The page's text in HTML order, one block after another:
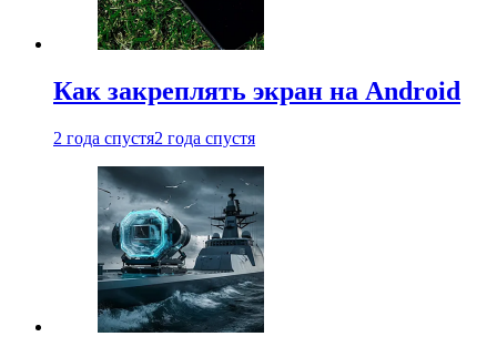
Как закреплять экран на Android
2 года спустя2 года спустя